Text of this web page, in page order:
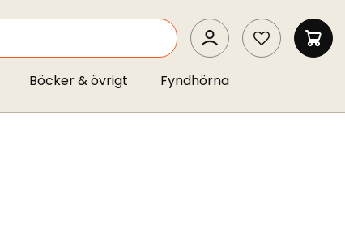
SEARCH
MIN
Böcker & övrigt Fyndhörna